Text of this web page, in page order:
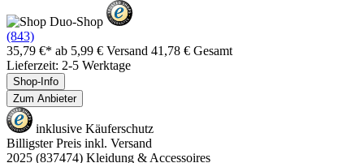
(843)
35,79 €* ab 5,99 € Versand 41,78 € Gesamt
Lieferzeit: 2-5 Werktage
Shop-Info
Zum Anbieter
inklusive Käuferschutz
Billigster Preis inkl. Versand
2025 (837474) Kleidung & Accessoires